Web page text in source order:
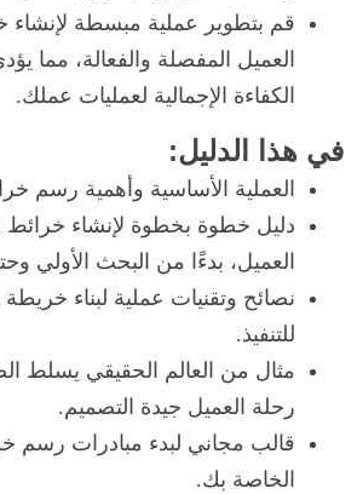
قم بتطوير عملية مبسطة لإنشاء
العميل المفصلة والفعالة، مما
الكفاءة الإجمالية لعمليات عملك.
في هذا الدليل‌‌:‌
‌العملية الأساسية وأهمية رسم
دليل خطوة بخطوة لإنشاء خرائط
العميل، بدءًا من البحث الأولي
نصائح وتقنيات عملية لبناء خريطة
للتنفيذ.
مثال من العالم الحقيقي يسلط
رحلة العميل جيدة التصميم.
قالب مجاني لبدء مبادرات رسم
الخاصة بك.